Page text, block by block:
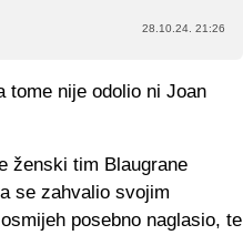
28.10.24. 21:26
tome nije odolio ni Joan
ženski tim Blaugrane
se zahvalio svojim
posebno naglasio, te